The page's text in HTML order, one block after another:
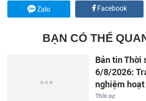
Zalo Facebook
BẠN CÓ THỂ
Bản tin Thời
6/8/2026:
nghiệm
Thời sự